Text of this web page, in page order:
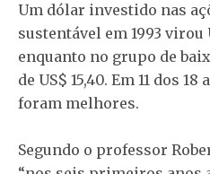
Um dólar investido nas
sustentável em 1993 virou
enquanto no grupo de
de US$ 15,40. Em 11 dos
foram melhores.
Segundo o professor